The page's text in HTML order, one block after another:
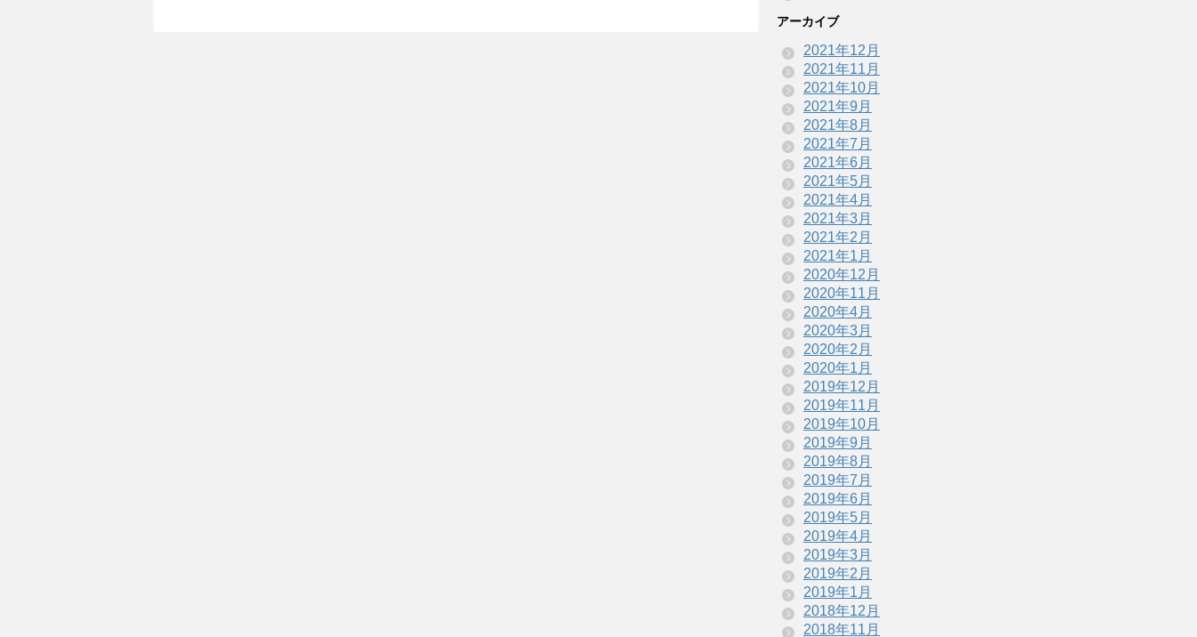
アーカイブ
2021年12月
2021年11月
2021年10月
2021年9月
2021年8月
2021年7月
2021年6月
2021年5月
2021年4月
2021年3月
2021年2月
2021年1月
2020年12月
2020年11月
2020年4月
2020年3月
2020年2月
2020年1月
2019年12月
2019年11月
2019年10月
2019年9月
2019年8月
2019年7月
2019年6月
2019年5月
2019年4月
2019年3月
2019年2月
2019年1月
2018年12月
2018年11月